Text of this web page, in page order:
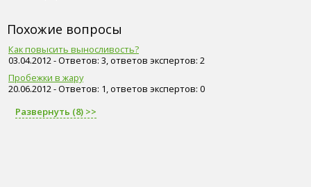
Похожие вопросы
Как повысить выносливость?
03.04.2012 - Ответов: 3, ответов экспертов: 2
Пробежки в жару
20.06.2012 - Ответов: 1, ответов экспертов: 0
Развернуть (8) >>